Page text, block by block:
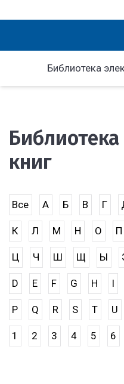
Библиотека
книг
Все А Б В Г
К Л М Н О П
Ц Ч Ш Щ Ы
D E F G H I
P Q R S T U
1 2 3 4 5 6